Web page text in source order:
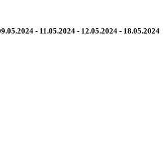
- 11.05.2024 - 12.05.2024 - 18.05.2024